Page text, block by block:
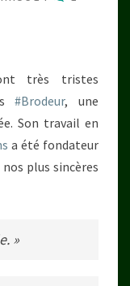
très tristes
#Brodeur, une
Son travail en
a été fondateur
plus sincères
»